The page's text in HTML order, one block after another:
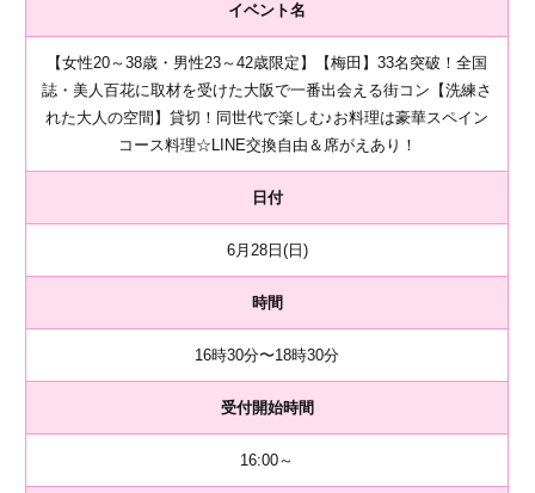
イベント名
【女性20～38歳・男性23～42歳限定】【梅田】33名突破！全国
誌・美人百花に取材を受けた大阪で一番出会える街コン【洗練さ
れた大人の空間】貸切！同世代で楽しむ♪お料理は豪華スペイン
コース料理☆LINE交換自由＆席がえあり！
日付
6月28日(日)
時間
16時30分〜18時30分
受付開始時間
16:00～